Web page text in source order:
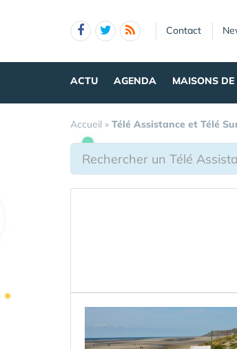
Contact
ACTU AGENDA MAISONS DE
Accueil » Télé Assistance et Télé